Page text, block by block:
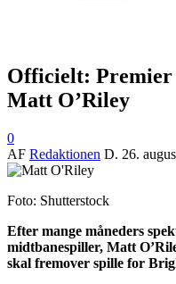
Officielt: Premier
Matt O’Riley
0
AF Redaktionen D. 26.
Foto: Shutterstock
Efter mange måneders
midtbanespiller, Matt
skal fremover spille for